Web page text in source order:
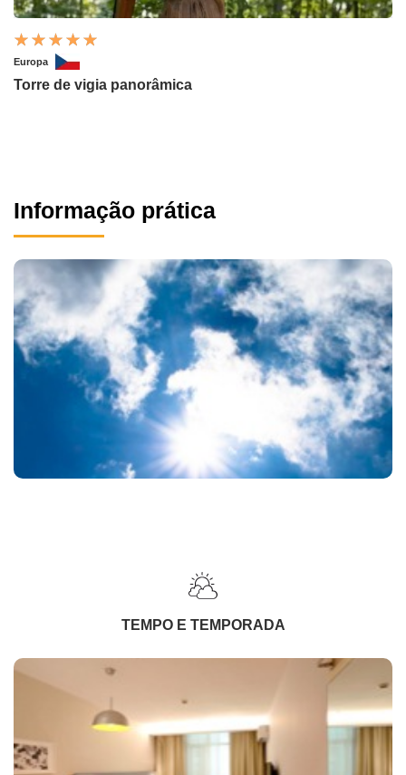
Europa
Torre de vigia panorâmica
Informação prática
TEMPO E TEMPORADA